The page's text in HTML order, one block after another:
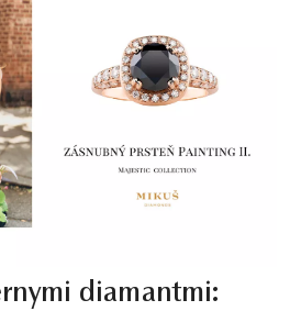
diamantmi: